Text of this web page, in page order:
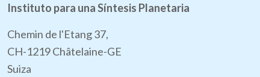
Instituto para una Síntesis Planetaria
Chemin de l'Etang 37,
CH-1219 Châtelaine-GE
Suiza